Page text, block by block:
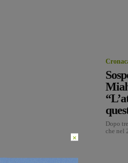
Dopo
che nel
×